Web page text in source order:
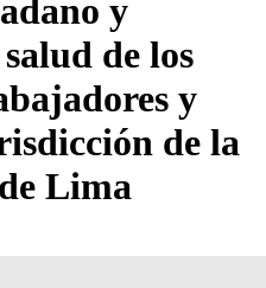
y
de los
y
de la
Lima